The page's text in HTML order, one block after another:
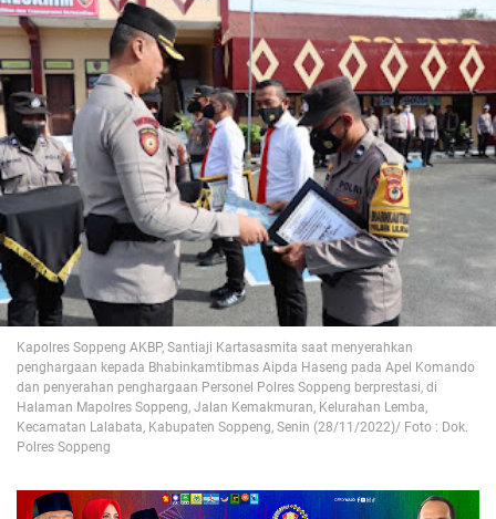
Kapolres Soppeng AKBP, Santiaji Kartasasmita saat menyerahkan
penghargaan kepada Bhabinkamtibmas Aipda Haseng pada Apel Komando
dan penyerahan penghargaan Personel Polres Soppeng berprestasi, di
Halaman Mapolres Soppeng, Jalan Kemakmuran, Kelurahan Lemba,
Kecamatan Lalabata, Kabupaten Soppeng, Senin (28/11/2022)/ Foto : Dok.
Polres Soppeng